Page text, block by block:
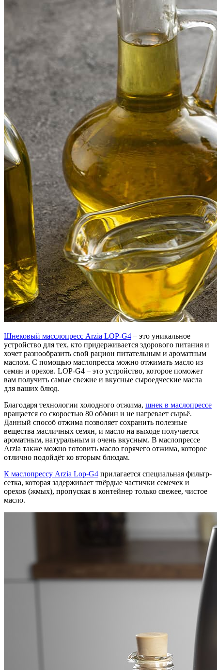
Шнековый масслопресс Arzia LOP-G4 – это уникальное
устройство для тех, кто придерживается здорового питания и
хочет разнообразить свой рацион питательным и ароматным
маслом. С помощью маслопресса можно отжимать масло из
семян и орехов. LOP-G4 – это устройство, которое поможет
вам получить самые свежие и вкусные сыроедческие масла
для ваших блюд.
Благодаря технологии холодного отжима, шнек в маслопрессе
вращается со скоростью 80 об/мин и не нагревает сырьё.
Данный способ отжима позволяет сохранить полезные
вещества масличных семян, и масло на выходе получается
ароматным, натуральным и очень вкусным. В маслопрессе
Arzia также можно готовить масло горячего отжима, которое
отлично подойдёт ко вторым блюдам.
К маслопрессу Arzia Lop-G4 прилагается специальная фильтр-
сетка, которая задерживает твёрдые частички семечек и
орехов (жмых), пропуская в контейнер только свежее, чистое
масло.